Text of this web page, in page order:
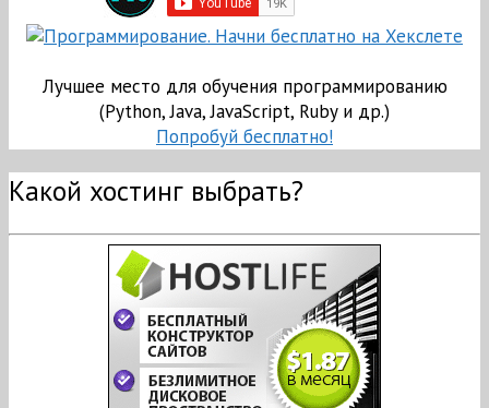
Лучшее место для обучения программированию
(Python, Java, JavaScript, Ruby и др.)
Попробуй бесплатно!
Какой хостинг выбрать?